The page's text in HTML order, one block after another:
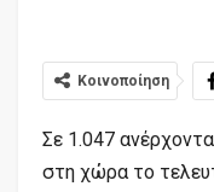
Κοινοποίηση
Σε 1.047
στη χώρα το